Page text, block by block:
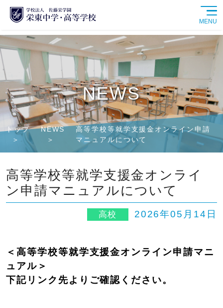
MENU
学校紹介
中学校
高等学校
学校生活
進路情報
入試情報
NEWS
トップ NEWS
高等学校等就学支援金オンライン申請
マニュアルについて
高等学校等就学支援金オンライ
ン申請マニュアルについて
高校 2026年05月14日
＜高等学校等就学支援金オンライン申請マニ
ュアル＞
下記リンク先よりご確認ください。